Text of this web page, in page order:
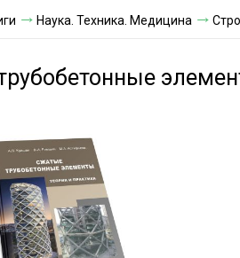
Наука. Техника. Медицина